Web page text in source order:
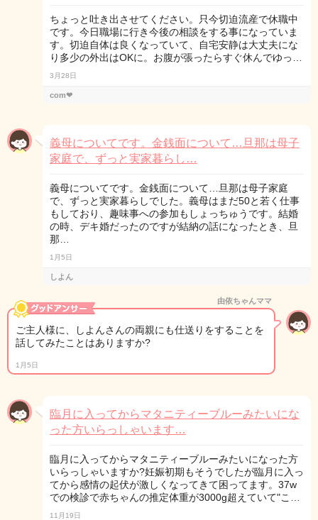
ちょっと吐き出させてください。只今切迫流産で休職中
です。今日職場に行き今後の相談をする事になっていま
す。切迫自体は良くなっていて、自宅安静は大丈夫にな
り多少の外出はOKに。お腹が張ったらすぐ休んでゆっ…
3月28日
com❤︎
義母についてです。金銭面について…旦那は母子
家庭で、ずっと実家暮らし…
義母についてです。金銭面について…旦那は母子家庭
で、ずっと実家暮らしでした。義母はまだ50と若く仕事
もしており、趣味事への参加もしょっちゅうです。結婚
の時、デキ婚だったのですが結納の話になったとき、旦
那…
1月5日
しよん
由依ちゃんママ
ご主人様に、しよんさんの両親にも仕送りをすることを
話してみたことはありますか?
1月5日
臨月に入ってからマタニティーブルーみたいにな
った方いらっしゃいます…
臨月に入ってからマタニティーブルーみたいになった方
いらっしゃいますか?妊娠初期もそうでしたが臨月に入っ
てから感情の起伏が激しくなってきて困ってます。37w
での検診で赤ちゃんの推定体重が3000g超えていて"こ…
11月19日